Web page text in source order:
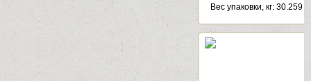
Веc упаковки, кг: 30.259